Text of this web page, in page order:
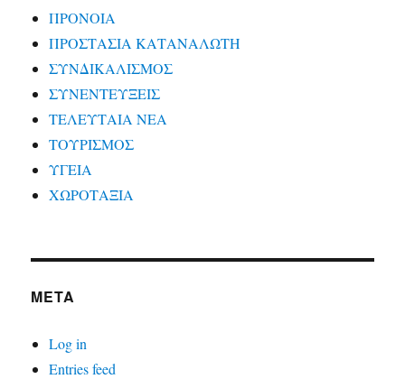
ΠΡΟΝΟΙΑ
ΠΡΟΣΤΑΣΙΑ ΚΑΤΑΝΑΛΩΤΗ
ΣΥΝΔΙΚΑΛΙΣΜΟΣ
ΣΥΝΕΝΤΕΥΞΕΙΣ
ΤΕΛΕΥΤΑΙΑ ΝΕΑ
ΤΟΥΡΙΣΜΟΣ
ΥΓΕΙΑ
ΧΩΡΟΤΑΞΙΑ
META
Log in
Entries feed